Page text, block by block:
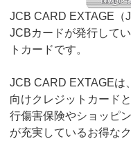
JCB CARD EXTAGE（
JCBカードが発行して
トカードです。
JCB CARD EXTAGEは
向けクレジットカード
行傷害保険やショッピ
が充実しているお得な